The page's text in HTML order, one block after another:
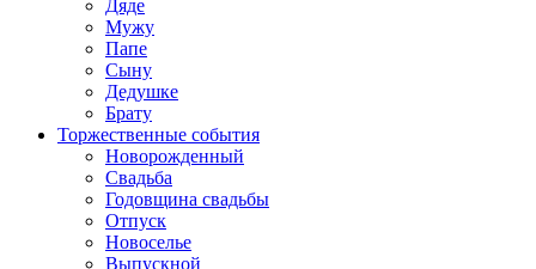
Дяде
Мужу
Папе
Сыну
Дедушке
Брату
Торжественные события
Новорожденный
Свадьба
Годовщина свадьбы
Отпуск
Новоселье
Выпускной